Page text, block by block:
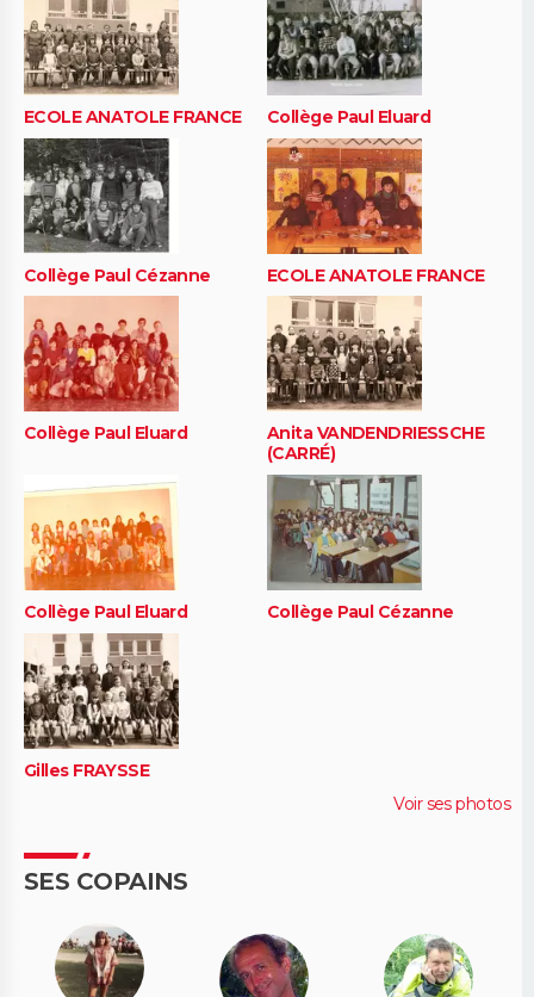
ECOLE ANATOLE FRANCE Collège Paul Eluard
Collège Paul Cézanne ECOLE ANATOLE FRANCE
Collège Paul Eluard
Anita VANDENDRIESSCHE
(CARRÉ)
Collège Paul Eluard Collège Paul Cézanne
Gilles FRAYSSE
Voir ses photos
SES COPAINS